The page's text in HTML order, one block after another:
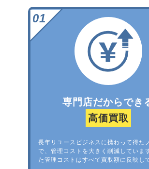
専門店だからでき
高価買取
長年リユースビジネスに携わって得た
で、管理コストを大きく削減していま
た管理コストはすべて買取額に反映し